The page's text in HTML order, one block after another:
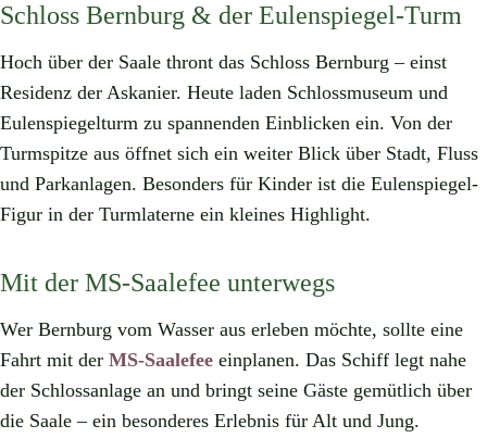
Schloss Bernburg & der Eulenspiegel-Turm
Hoch über der Saale thront das Schloss Bernburg – einst
Residenz der Askanier. Heute laden Schlossmuseum und
Eulenspiegelturm zu spannenden Einblicken ein. Von der
Turmspitze aus öffnet sich ein weiter Blick über Stadt, Fluss
und Parkanlagen. Besonders für Kinder ist die Eulenspiegel-
Figur in der Turmlaterne ein kleines Highlight.
Mit der MS-Saalefee unterwegs
Wer Bernburg vom Wasser aus erleben möchte, sollte eine
Fahrt mit der MS-Saalefee einplanen. Das Schiff legt nahe
der Schlossanlage an und bringt seine Gäste gemütlich über
die Saale – ein besonderes Erlebnis für Alt und Jung.